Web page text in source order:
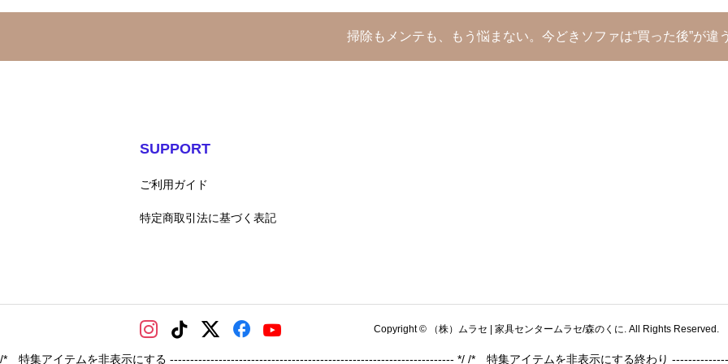
掃除もメンテも、もう悩まない。今どきソファは“買った後”が違
SUPPORT
ご利用ガイド
特定商取引法に基づく表記
Copyright © （株）ムラセ | 家具センタームラセ/森のくに. All Rights Reserved.
/* 特集アイテムを非表示にする ---------------------------------------------------------------------- */ /* 特集アイテムを非表示にする終わり